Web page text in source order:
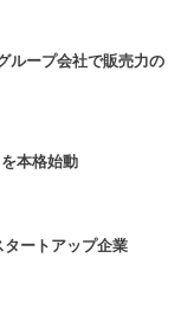
ループ会社で販売力の
本格始動
ートアップ企業